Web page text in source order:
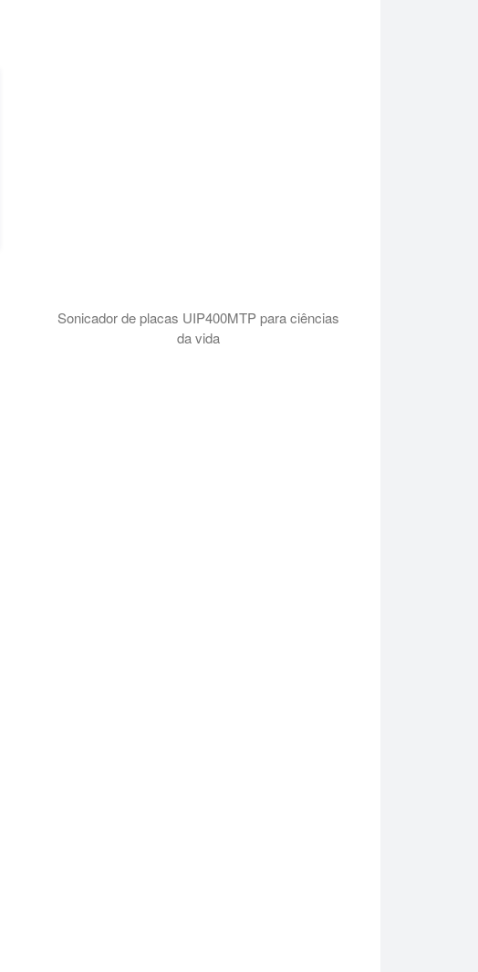
Sonicador de placas UIP400MTP para ciências
da vida